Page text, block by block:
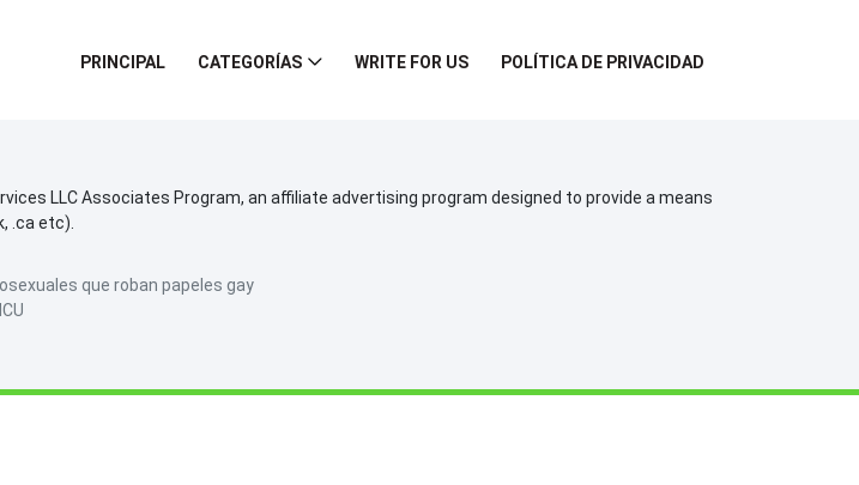
PRINCIPAL CATEGORÍAS WRITE FOR US POLÍTICA DE PRIVACIDAD
LLC Associates Program, an affiliate advertising program designed to provide a means
.ca etc).
que roban papeles gay